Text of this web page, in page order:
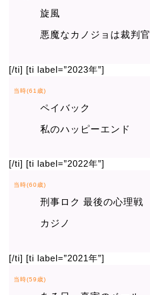
旋風
悪魔なカノジョは裁判官
[/ti] [ti label=”2023年”]
当時(61歳)
ペイバック
私のハッピーエンド
[/ti] [ti label=”2022年”]
当時(60歳)
刑事ロク 最後の心理戦
カジノ
[/ti] [ti label=”2021年”]
当時(59歳)